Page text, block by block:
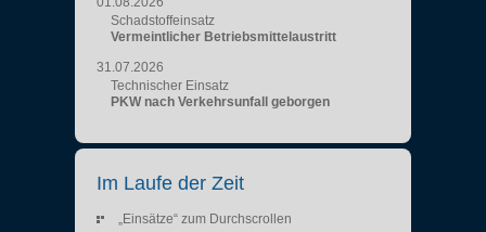
Schadstoffeinsatz
Vermeintlicher Betriebsmittelaustritt
31.07.2026
Technischer Einsatz
PKW nach Verkehrsunfall geborgen
Im Laufe der Zeit
„Einsätze“ zum Durchscrollen